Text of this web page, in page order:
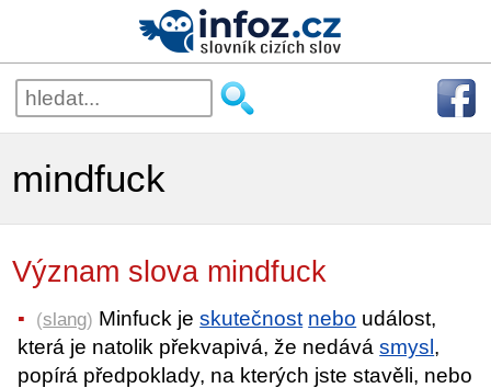
mindfuck
Význam slova mindfuck
(slang) Minfuck jeskutečnost nebo událost,
která je natolik překvapivá, že nedávásmysl,
popírá předpoklady, na kterých jste stavěli, nebo